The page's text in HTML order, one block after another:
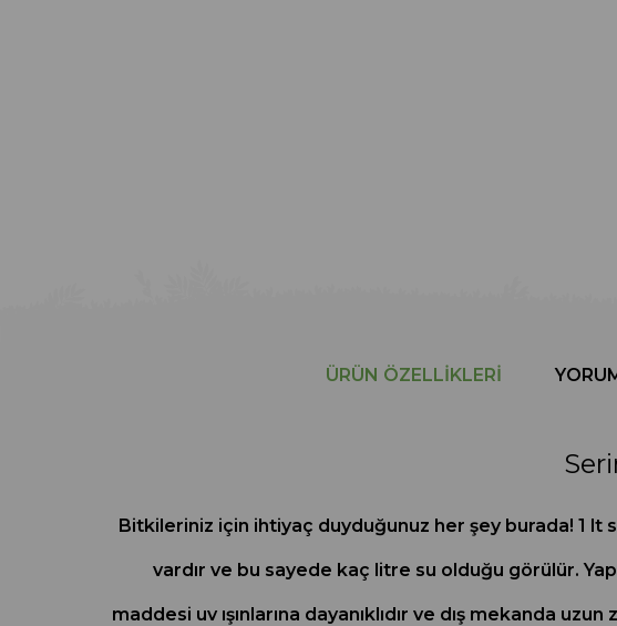
ÜRÜN ÖZELLIKLERI
Bitkileriniz için ihtiyaç duyduğunuz her şey burada! 1 lt
vardır ve bu sayede kaç litre su olduğu görülür.
maddesi uv ışınlarına dayanıklıdır ve dış mekanda